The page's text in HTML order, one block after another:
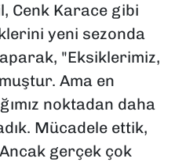
Cenk Karace gibi
yeni sezonda
"Eksiklerimiz,
Ama en
noktadan daha
Mücadele ettik,
gerçek çok